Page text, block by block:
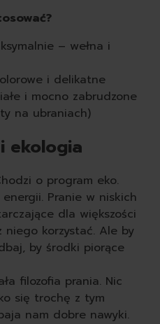
– wełna i
i delikatne
i mocno zabrudzone
na ubraniach)
ekologia
o program eko.
Pranie w niskich
dla większości
korzystać. Ale by
by środki piorące
filozofia prania. Nic
się trochę z tym
nam dobre nawyki.